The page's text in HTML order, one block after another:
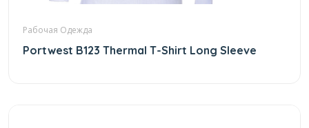
Рабочая Одежда
Portwest B123 Thermal T-Shirt Long Sleeve